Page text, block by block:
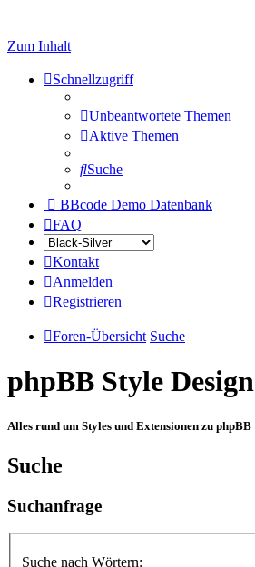
Zum Inhalt
Schnellzugriff
Unbeantwortete Themen
Aktive Themen
Suche
BBcode Demo Datenbank
FAQ
Kontakt
Anmelden
Registrieren
Foren-Übersicht Suche
phpBB Style Design
Alles rund um Styles und Extensionen zu phpBB
Suche
Suchanfrage
Suche nach Wörtern: